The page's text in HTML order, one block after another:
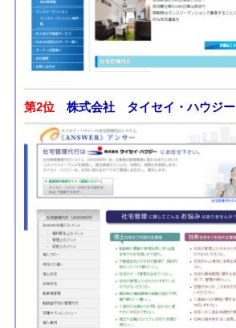
第2位 株式会社 タイセイ・ハウジー